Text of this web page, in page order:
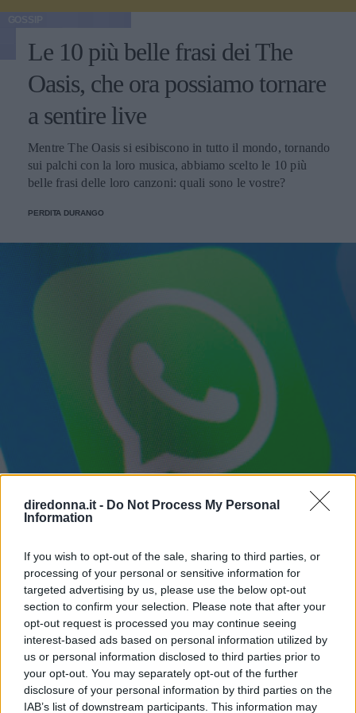
diredonna.it - Do Not Process My Personal
Information
If you wish to opt-out of the sale, sharing to third parties, or
processing of your personal or sensitive information for
targeted advertising by us, please use the below opt-out
section to confirm your selection. Please note that after your
opt-out request is processed you may continue seeing
interest-based ads based on personal information utilized by
us or personal information disclosed to third parties prior to
your opt-out. You may separately opt-out of the further
disclosure of your personal information by third parties on the
IAB’s list of downstream participants. This information may
Le 10 più belle frasi dei The
Oasis, che ora possiamo tornare
a sentire live
Mentre The Oasis si esibiscono in tutto il mondo, tornando
sui palchi con la loro musica, abbiamo scelto le 10 più
belle frasi delle loro canzoni: quali sono le vostre?
PERDITA DURANGO
GOSSIP
Fatti notare! Le frasi per stati
WhatsApp che tutti
commenteranno